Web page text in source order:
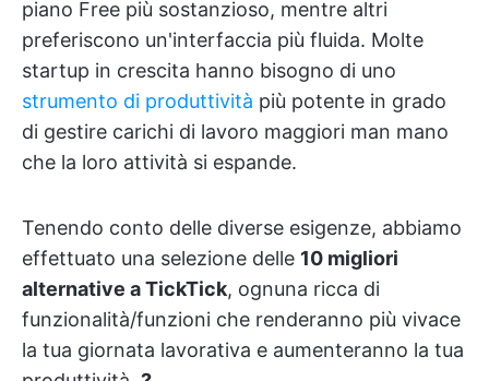
piano Free più sostanzioso, mentre altri
preferiscono un'interfaccia più fluida. Molte
startup in crescita hanno bisogno di uno
strumento di produttività più potente in grado
di gestire carichi di lavoro maggiori man mano
che la loro attività si espande.
Tenendo conto delle diverse esigenze, abbiamo
effettuato una selezione delle 10 migliori
alternative a TickTick, ognuna ricca di
funzionalità/funzioni che renderanno più vivace
la tua giornata lavorativa e aumenteranno la tua